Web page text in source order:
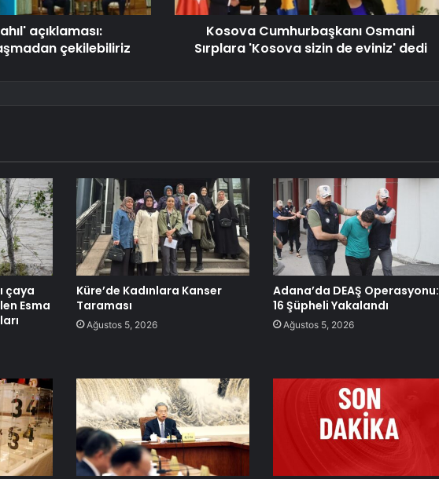
açıklaması:
çekilebiliriz
Kosova Cumhurbaşkanı Osmani
Sırplara 'Kosova sizin de eviniz' dedi
çaya
Esma
Küre’de Kadınlara Kanser
Taraması
Ağustos 5, 2026
Adana’da DEAŞ Operasyonu:
16 Şüpheli Yakalandı
Ağustos 5, 2026